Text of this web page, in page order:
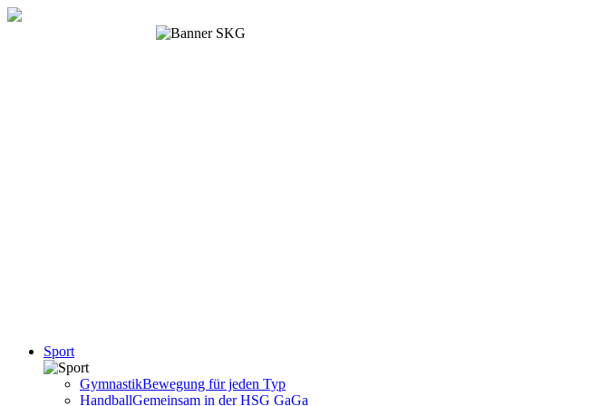
Sport
GymnastikBewegung für jeden Typ
HandballGemeinsam in der HSG GaGa